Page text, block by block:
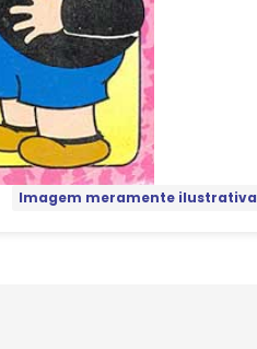
Imagem meramente ilustrativa